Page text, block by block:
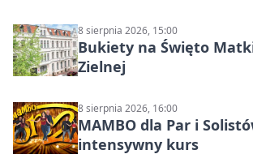
8 sierpnia 2026, 15:00
Bukiety na Święto
Zielnej
8 sierpnia 2026, 16:00
MAMBO dla Par i
intensywny kurs